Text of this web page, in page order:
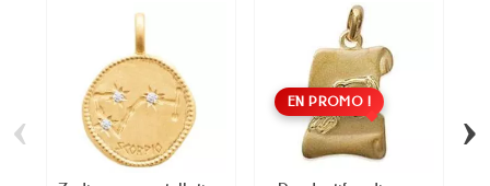
EN PROMO !
‹ ›